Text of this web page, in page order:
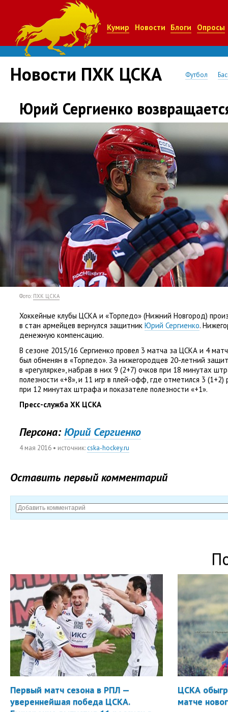
Кумир Новости Блоги Опросы
Новости ПХК ЦСКА Футбол
Юрий Сергиенко
Фото: ПХК ЦСКА
Хоккейные клубы ЦСКА и «Торпедо» (Нижний Новгород)
в стан армейцев вернулся защитник Юрий Сергиенко.
денежную компенсацию.
В сезоне 2015/16 Сергиенко провел 3 матча за ЦСКА и 4
был обменян в «Торпедо». За нижегородцев 20-летний
в «регулярке», набрав в них 9 (2+7) очков при 18 минутах
полезности «+8», и 11 игр в плей-офф, где отметился 3 (1+2)
при 12 минутах штрафа и показателе полезности «+1».
Пресс-служба ХК ЦСКА
Персона: Юрий Сергиенко
4 мая 2016 • источник:cska-hockey.ru
Оставить первый комментарий
Первый матч сезона в РПЛ —
увереннейшая победа ЦСКА.
ЦСКА
матче